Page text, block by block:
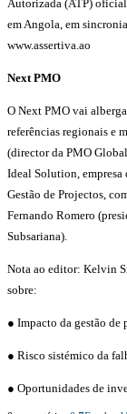
Autorizada (ATP)
em Angola, em
www.assertiva.ao
Next PMO
O Next PMO vai
referências regionais e
(director da PMO
Ideal Solution, empresa
Gestão de Projectos,
Fernando Romero
Subsariana).
Nota ao editor: Kelvin
sobre:
● Impacto da gestão
● Risco sistémico da
● Oportunidades de